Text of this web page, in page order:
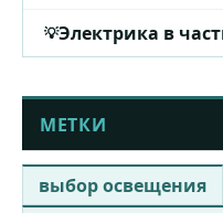
Электрика в
МЕТКИ
выбор освещения